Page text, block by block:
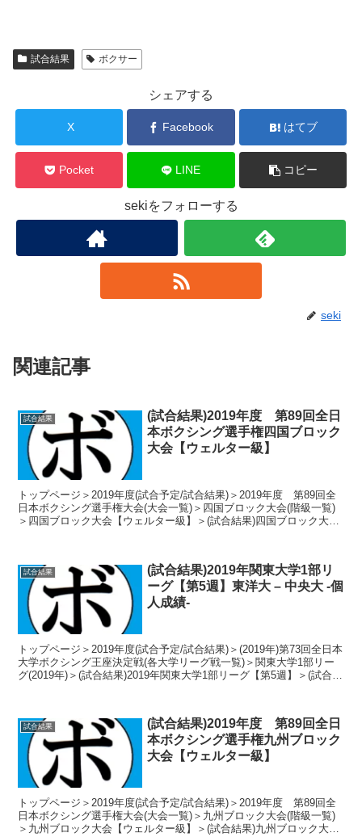
試合結果 ボクサー
シェアする
X Facebook はてブ
Pocket LINE コピー
sekiをフォローする
seki
関連記事
試合結果
(試合結果)2019年度 第89回全日
本ボクシング選手権四国ブロック
大会【ウェルター級】
トップページ＞2019年度(試合予定/試合結果)＞2019年度 第89回全
日本ボクシング選手権大会(大会一覧)＞四国ブロック大会(階級一覧)
＞四国ブロック大会【ウェルター級】＞(試合結果)四国ブロック大会
試合結果
(試合結果)2019年関東大学1部リ
ーグ【第5週】東洋大 – 中央大 -個
人成績-
トップページ＞2019年度(試合予定/試合結果)＞(2019年)第73回全日本
大学ボクシング王座決定戦(各大学リーグ戦一覧)＞関東大学1部リー
グ(2019年)＞(試合結果)2019年関東大学1部リーグ【第5週】＞(試合結
試合結果
(試合結果)2019年度 第89回全日
本ボクシング選手権九州ブロック
大会【ウェルター級】
トップページ＞2019年度(試合予定/試合結果)＞2019年度 第89回全
日本ボクシング選手権大会(大会一覧)＞九州ブロック大会(階級一覧)
＞九州ブロック大会【ウェルター級】＞(試合結果)九州ブロック大会